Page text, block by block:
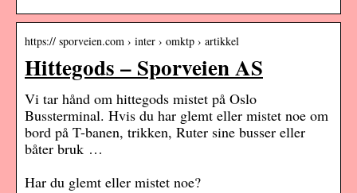
https:// sporveien.com › inter › omktp › artikkel
Hittegods – Sporveien AS
Vi tar hånd om hittegods mistet på Oslo
Bussterminal. Hvis du har glemt eller mistet noe om
bord på T-banen, trikken, Ruter sine busser eller
båter bruk …
Har du glemt eller mistet noe?